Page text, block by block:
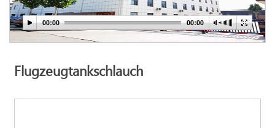
Flugzeugtankschlauch